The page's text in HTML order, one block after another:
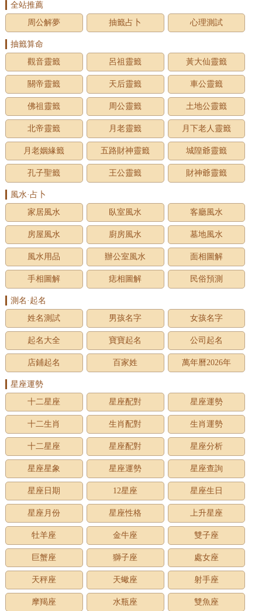
全站推薦
周公解夢
抽籤占卜 心理測試
抽籤算命
觀音靈籤
呂祖靈籤 黃大仙靈籤
關帝靈籤 天后靈籤 車公靈籤
佛祖靈籤 周公靈籤 土地公靈籤
北帝靈籤 月老靈籤 月下老人靈籤
月老姻緣籤 五路財神靈籤 城隍爺靈籤
孔子聖籤 王公靈籤 財神爺靈籤
風水·占卜
家居風水
臥室風水 客廳風水
房屋風水 廚房風水 墓地風水
風水用品 辦公室風水 面相圖解
手相圖解 痣相圖解 民俗預測
測名·起名
姓名測試
男孩名字 女孩名字
起名大全 寶寶起名 公司起名
店鋪起名 百家姓 萬年曆2026年
星座運勢
十二星座
星座配對 星座運勢
十二生肖 生肖配對 生肖運勢
十二星座 星座配對 星座分析
星座星象 星座運勢 星座查詢
星座日期 12星座 星座生日
星座月份 星座性格 上升星座
牡羊座 金牛座 雙子座
巨蟹座 獅子座 處女座
天秤座 天蠍座 射手座
摩羯座 水瓶座 雙魚座